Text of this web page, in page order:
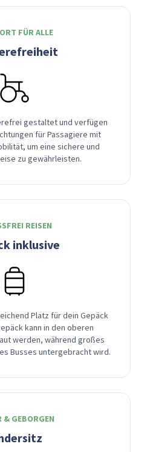
FÜR ALLE
gestaltet und verfügen
für Passagiere mit
um eine sichere und
zu gewährleisten.
REISEN
inklusive
Platz für dein Gepäck
kann in den oberen
werden, während großes
Busses untergebracht wird.
& GEBORGEN